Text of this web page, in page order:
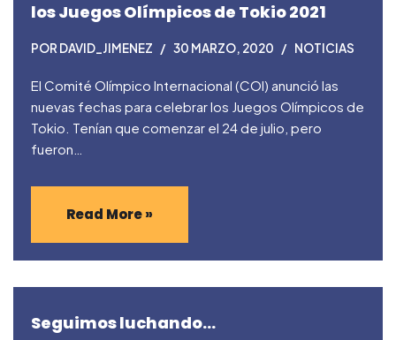
los Juegos Olímpicos de Tokio 2021
POR DAVID_JIMENEZ 30 MARZO, 2020 NOTICIAS
El Comité Olímpico Internacional (COI) anunció las
nuevas fechas para celebrar los Juegos Olímpicos de
Tokio. Tenían que comenzar el 24 de julio, pero
fueron…
Read More »
Seguimos luchando…